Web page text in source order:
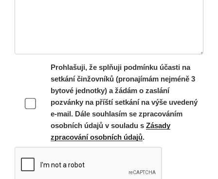
Prohlašuji, že splňuji podmínku účasti na
setkání činžovníků (pronajímám nejméně 3
bytové jednotky) a žádám o zaslání
pozvánky na příští setkání na výše uvedený
e-mail. Dále souhlasím se zpracováním
osobních údajů v souladu sZásady
zpracování osobních údajů.